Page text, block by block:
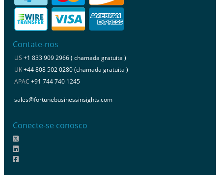
Contate-nos
US +1 833 909 2966 ( chamada gratuita )
UK+44 808 502 0280 (chamada gratuita )
APAC +91 744 740 1245
sales@fortunebusinessinsights.com
Conecte-se conosco